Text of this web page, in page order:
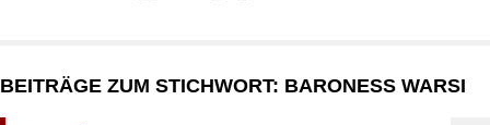
BEITRÄGE ZUM STICHWORT: BARONESS WARSI